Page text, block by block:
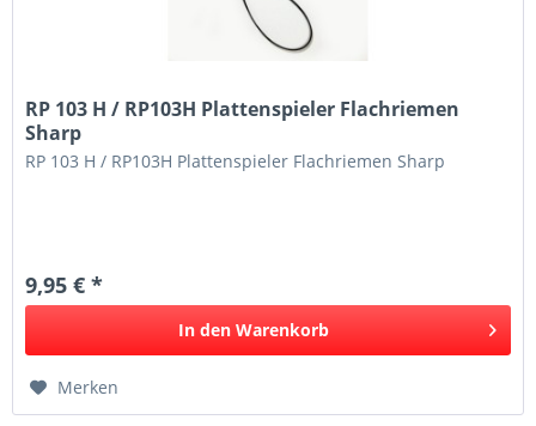
RP 103 H / RP103H Plattenspieler Flachriemen
Sharp
RP 103 H / RP103H Plattenspieler Flachriemen Sharp
9,95 € *
In den Warenkorb
Merken